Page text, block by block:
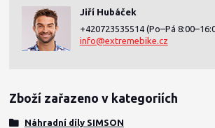
Jiří Hubáček
+420723535514 (Po–Pá
info@extremebike.cz
Zboží zařazeno v kategoriích
Náhradní díly SIMSON